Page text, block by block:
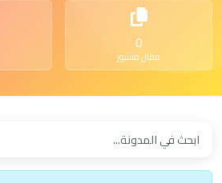
0
مقال منشور